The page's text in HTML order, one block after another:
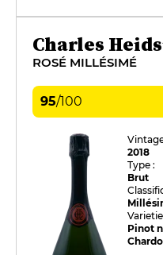
Charles
ROSÉ MILLÉSIMÉ
95/100
2018
Type :
Brut
Pinot